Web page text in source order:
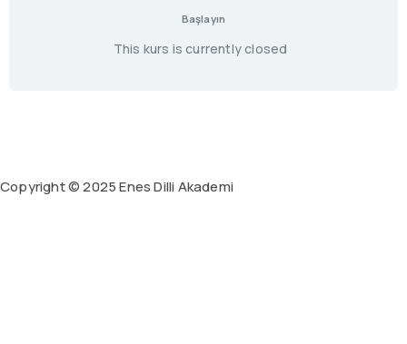
Başlayın
This kurs is currently closed
Copyright © 2025 Enes Dilli Akademi